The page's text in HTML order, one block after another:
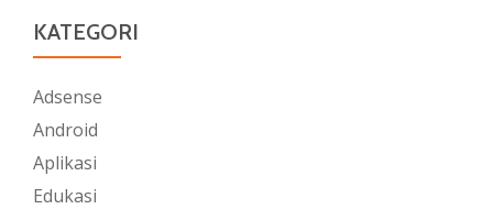
KATEGORI
Adsense
Android
Aplikasi
Edukasi